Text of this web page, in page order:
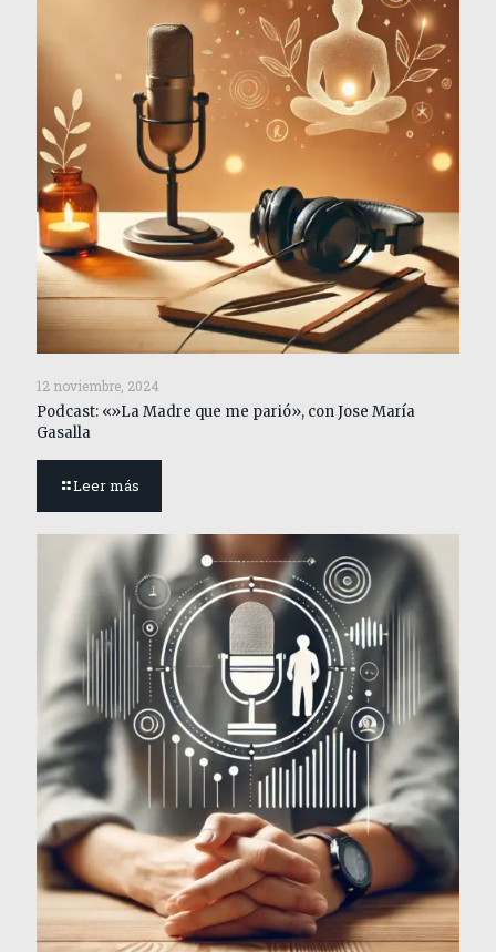
12 noviembre, 2024
Podcast: «»La Madre que me parió», con Jose María
Gasalla
Leer más